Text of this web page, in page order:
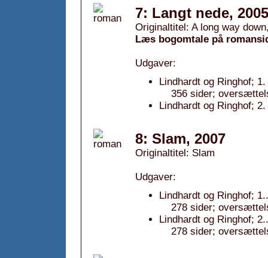
7: Langt nede, 2005
Originaltitel: A long way
Læs bogomtale på
Udgaver:
Lindhardt og Ringhof;
356 sider;
Lindhardt og Ringhof;
8: Slam, 2007
Originaltitel: Slam
Udgaver:
Lindhardt og Ringhof;
278 sider;
Lindhardt og Ringhof;
278 sider;